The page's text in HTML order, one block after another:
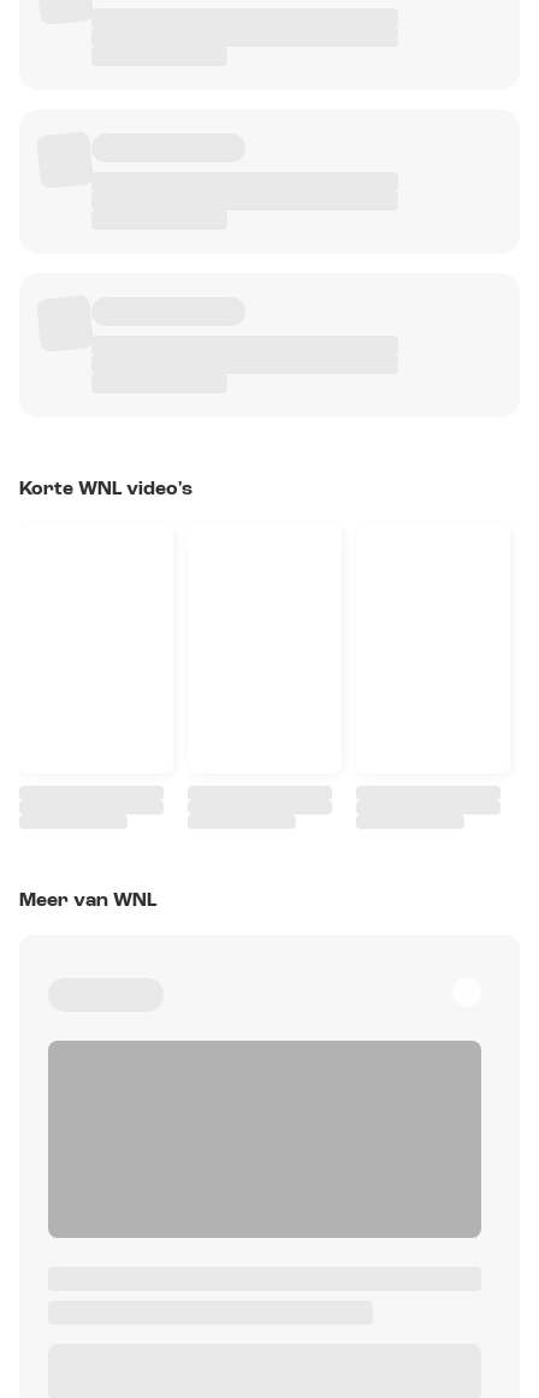
Korte WNL video's
Meer van WNL